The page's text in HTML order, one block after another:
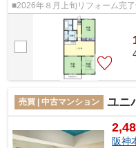
■2026年８月上旬リフォーム完
陽当たり・通風良好 ■月々2
売買 | 中古マンション ユニ
阪神